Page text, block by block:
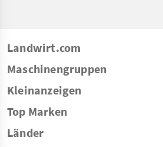
Landwirt.com
Maschinengruppen
Kleinanzeigen
Top Marken
Länder